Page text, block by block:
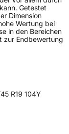
Getestet
Dimension
Wertung bei
in den Bereichen
zur Endbewertung
R19 104Y